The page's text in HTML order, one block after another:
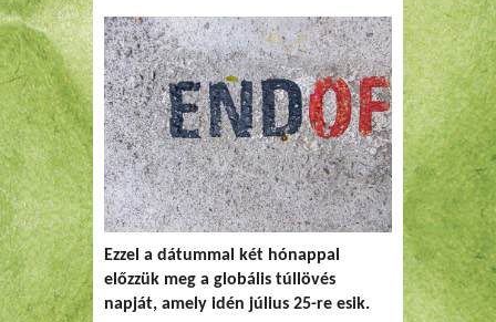
Ezzel a dátummal két hónappal
előzzük meg a globális túllövés
napját, amely idén július 25-re esik.